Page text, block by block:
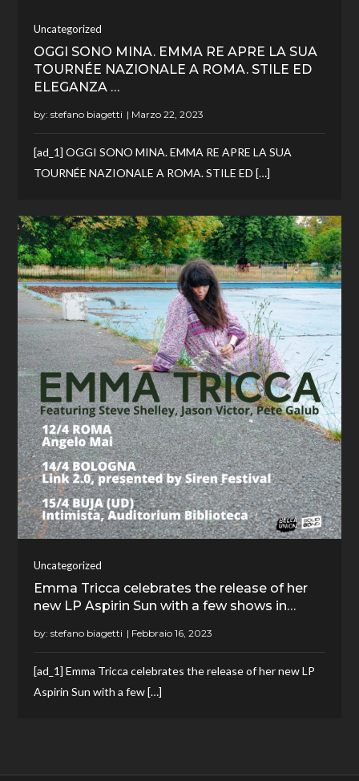
Uncategorized
OGGI SONO MINA. EMMA RE APRE LA SUA
TOURNÉE NAZIONALE A ROMA. STILE ED
ELEGANZA …
by:stefano biagetti
[ad_1] OGGI SONO MINA. EMMA RE APRE LA SUA
TOURNÉE NAZIONALE A ROMA. STILE ED […]
Uncategorized
Emma Tricca celebrates the release of her
new LP Aspirin Sun with a few shows in…
by:stefano biagetti
[ad_1] Emma Tricca celebrates the release of her new LP
Aspirin Sun with a few […]